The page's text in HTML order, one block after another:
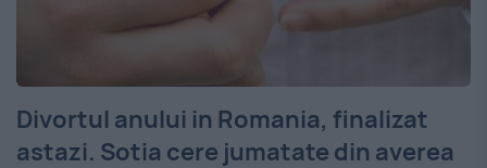
Divortul anului in Romania, finalizat
astazi. Sotia cere jumatate din averea